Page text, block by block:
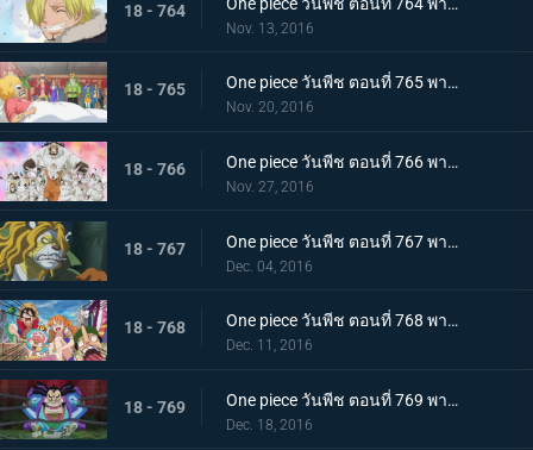
18 - 764
Nov. 13, 2016
18 - 765 One piece วันพีช ตอนที่ 765 พากย์ไทย ไปหานายท่านเนโกมามูชิกันเถอะ
Nov. 20, 2016
18 - 766 One piece วันพีช ตอนที่ 766 พากย์ไทย ลูฟี่ตัดสินใจ การถอนตัวของซันจิ
Nov. 27, 2016
18 - 767 One piece วันพีช ตอนที่ 767 พากย์ไทย สถานการณ์ตึงเครียด สุนัขกับแมว และซามูไร
Dec. 04, 2016
18 - 768 One piece วันพีช ตอนที่ 768 พากย์ไทย คนที่สาม! นินจาไรโซแห่งหมอกปรากฏตัว
Dec. 11, 2016
18 - 769 One piece วันพีช ตอนที่ 769 พากย์ไทย หินสีแดง สิ่งที่นำทางไปสู่วันพีซ
Dec. 18, 2016